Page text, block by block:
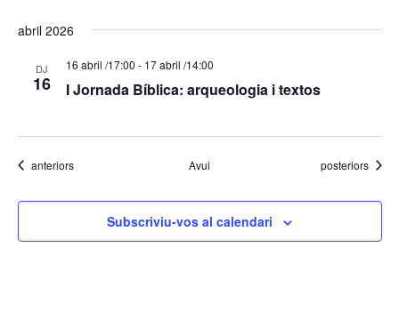
abril 2026
DJ
16 I Jornada Bíblica: arqueologia i textos
16 abril /17:00 - 17 abril /14:00
Esdeveniments
anteriors Avui Esdeveniments
posteriors
Subscriviu-vos al calendari